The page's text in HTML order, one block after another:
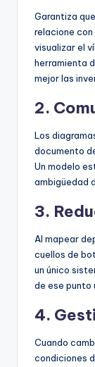
Garantiza
relacione con
visualizar el
herramienta
mejor las
2.
Los
documento
Un modelo
ambigüedad
3.
Al mapear
cuellos de
un único
de ese punto
4.
Cuando
condiciones